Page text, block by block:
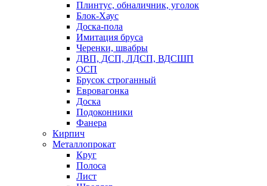
Плинтус, обналичник, уголок
Блок-Хаус
Доска-пола
Имитация бруса
Черенки, швабры
ДВП, ДСП, ЛДСП, ВДСШП
ОСП
Брусок строганный
Евровагонка
Доска
Подоконники
Фанера
Кирпич
Металлопрокат
Круг
Полоса
Лист